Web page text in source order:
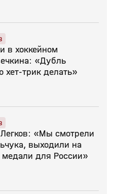
в хоккейном
«Дубль
делать»
«Мы смотрели
выходили на
для России»